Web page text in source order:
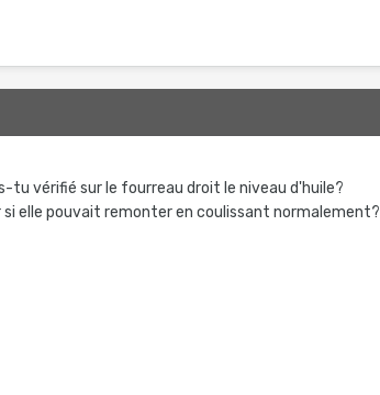
tu vérifié sur le fourreau droit le niveau d'huile?
elle pouvait remonter en coulissant normalement?